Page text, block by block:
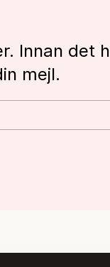
Innan det
mejl.